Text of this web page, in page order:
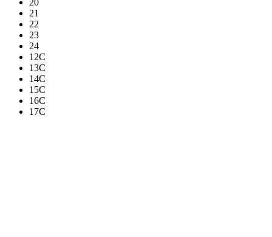
21
22
23
24
12C
13C
14C
15C
16C
17C